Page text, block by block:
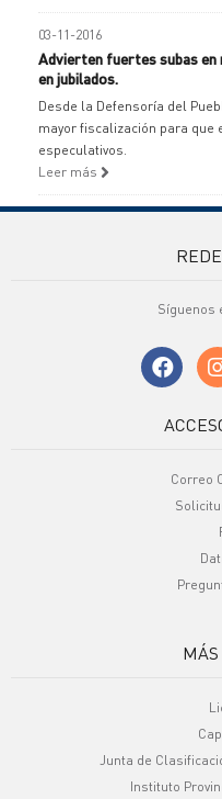
03-11-2016
Advierten fuertes subas en
en jubilados.
Desde la Defensoría del
mayor fiscalización para que
especulativos.
Leer más
Síguenos
Correo
Junta de
Instituto